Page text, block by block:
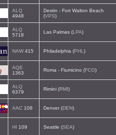
ALQ
4948
Destin - Fort Walton Beach
(VPS)
ALQ
5718
Las Palmas (LPA)
NAW415 Philadelphia (PHL )
AQE
1363
Roma - Fiumicino (FCO)
ALQ
6379
Rimini (RMI)
AAC 108 Denver (DEN)
HI 109 Seattle (SEA)